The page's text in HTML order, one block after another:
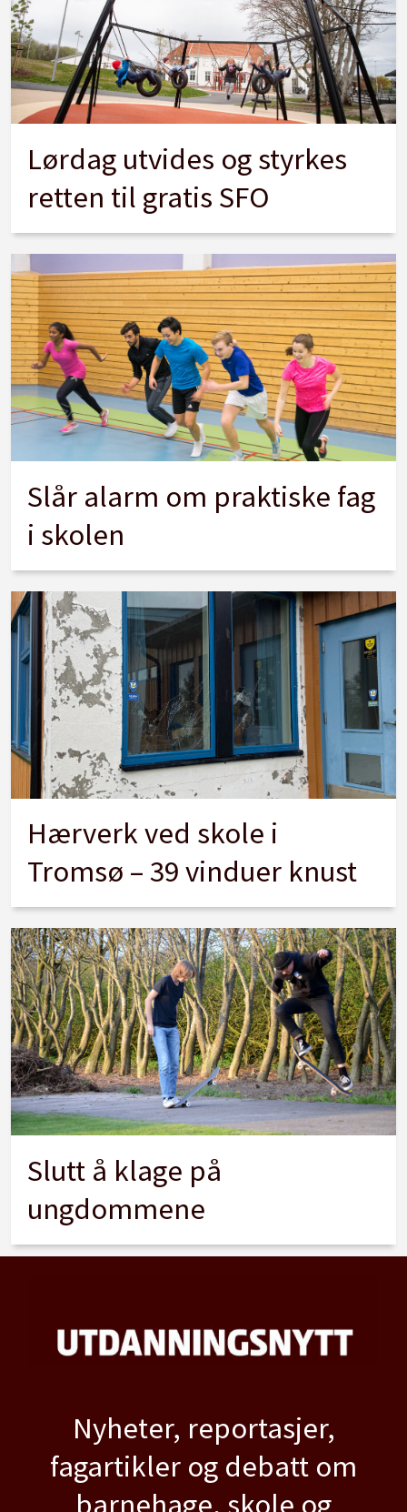
Lørdag utvides og styrkes
retten til gratis SFO
Slår alarm om praktiske fag
i skolen
Hærverk ved skole i
Tromsø – 39 vinduer knust
Slutt å klage på
ungdommene
Nyheter, reportasjer,
fagartikler og debatt om
barnehage, skole og